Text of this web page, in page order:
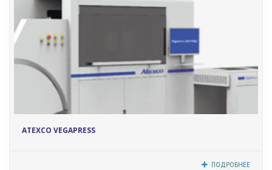
ATEXCO VEGAPRESS
ПОДРОБНЕЕ